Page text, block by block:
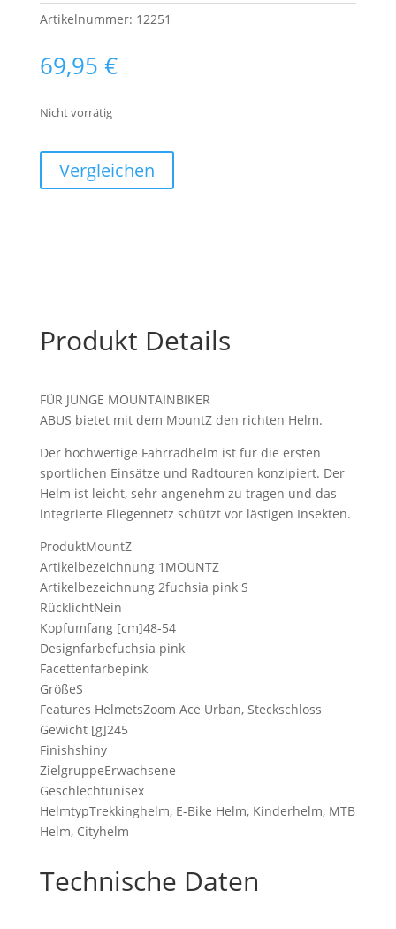
Artikelnummer: 12251
69,95 €
Nicht vorrätig
Vergleichen
Produkt Details
FÜR JUNGE MOUNTAINBIKER
ABUS bietet mit dem MountZ den richten Helm.
Der hochwertige Fahrradhelm ist für die ersten
sportlichen Einsätze und Radtouren konzipiert. Der
Helm ist leicht, sehr angenehm zu tragen und das
integrierte Fliegennetz schützt vor lästigen Insekten.
ProduktMountZ
Artikelbezeichnung 1MOUNTZ
Artikelbezeichnung 2fuchsia pink S
RücklichtNein
Kopfumfang [cm]48-54
Designfarbefuchsia pink
Facettenfarbepink
GrößeS
Features HelmetsZoom Ace Urban, Steckschloss
Gewicht [g]245
Finishshiny
ZielgruppeErwachsene
Geschlechtunisex
HelmtypTrekkinghelm, E-Bike Helm, Kinderhelm, MTB
Helm, Cityhelm
Technische Daten